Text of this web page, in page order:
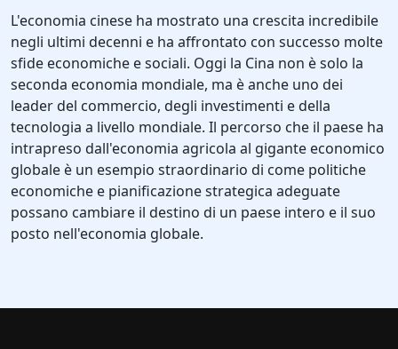
L'economia cinese ha mostrato una crescita incredibile
negli ultimi decenni e ha affrontato con successo molte
sfide economiche e sociali. Oggi la Cina non è solo la
seconda economia mondiale, ma è anche uno dei
leader del commercio, degli investimenti e della
tecnologia a livello mondiale. Il percorso che il paese ha
intrapreso dall'economia agricola al gigante economico
globale è un esempio straordinario di come politiche
economiche e pianificazione strategica adeguate
possano cambiare il destino di un paese intero e il suo
posto nell'economia globale.